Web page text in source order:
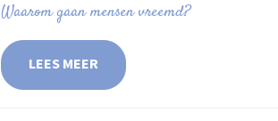
Waarom gaan mensen vreemd?
LEES MEER